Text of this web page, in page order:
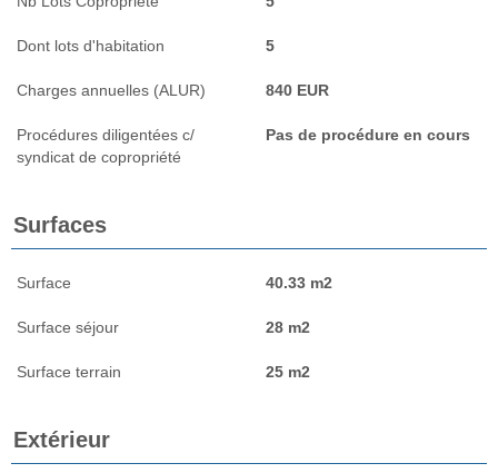
Dont lots d'habitation 5
Charges annuelles (ALUR) 840 EUR
Procédures diligentées c/
syndicat de copropriété
Pas de procédure en cours
Surfaces
Surface 40.33 m2
Surface séjour 28 m2
Surface terrain 25 m2
Extérieur